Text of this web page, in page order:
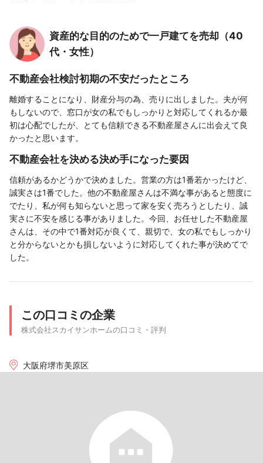
資産的な目的のためで一戸建てを売却（40
代・女性）
不動産会社検討初期の不安だったところ
離婚することになり、財産分与の為、売りに出しました。夫が何
もしないので、窓口が女の私でもしっかりと対応してくれるか最
初は心配でしたが、とても信頼できる不動産屋さんに出会えて良
かったと思います。
不動産会社を決める決め手になった要因
信頼があるかどうかで決めました。営業の方は1番若かったけど、
誠実さは1番でした。他の不動産屋さんは不満な事があると態度に
でたり、私が何も知らないと思って家を安く売ろうとしたり、誠
実さに不安を感じる事がありました。今回、お任せした不動産屋
さんは、その中で1番対応が良くて、親切で、女の私でもしっかり
と分からないとかも損しないように対応してくれた事が決めてで
した。
この口コミの企業
株式会社スカイサンホームの口コミ・評判
大阪府堺市美原区